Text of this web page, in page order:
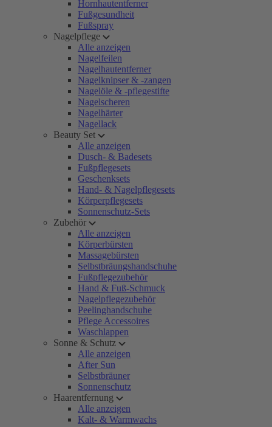
Hornhautentferner
Fußgesundheit
Fußspray
Nagelpflege
Alle anzeigen
Nagelfeilen
Nagelhautentferner
Nagelknipser & -zangen
Nagelöle & -pflegestifte
Nagelscheren
Nagelhärter
Nagellack
Beauty Set
Alle anzeigen
Dusch- & Badesets
Fußpflegesets
Geschenksets
Hand- & Nagelpflegesets
Körperpflegesets
Sonnenschutz-Sets
Zubehör
Alle anzeigen
Körperbürsten
Massagebürsten
Selbstbräungshandschuhe
Fußpflegezubehör
Hand & Fuß-Schmuck
Nagelpflegezubehör
Peelinghandschuhe
Pflege Accessoires
Waschlappen
Sonne & Schutz
Alle anzeigen
After Sun
Selbstbräuner
Sonnenschutz
Haarentfernung
Alle anzeigen
Kalt- & Warmwachs